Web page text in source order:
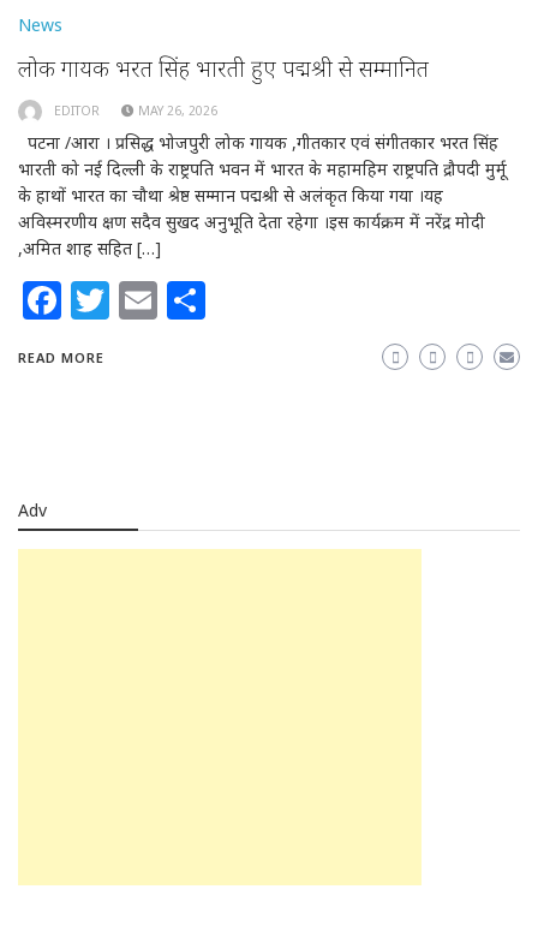
News
लोक गायक भरत सिंह भारती हुए पद्मश्री से सम्मानित
EDITOR MAY 26, 2026
पटना /आरा । प्रसिद्ध भोजपुरी लोक गायक ,गीतकार एवं संगीतकार भरत सिंह
भारती को नई दिल्ली के राष्ट्रपति भवन में भारत के महामहिम राष्ट्रपति द्रौपदी मुर्मू
के हाथों भारत का चौथा श्रेष्ठ सम्मान पद्मश्री से अलंकृत किया गया ।यह
अविस्मरणीय क्षण सदैव सुखद अनुभूति देता रहेगा ।इस कार्यक्रम में नरेंद्र मोदी
,अमित शाह सहित […]
Facebook
Twitter
Email
READ MORE
Adv